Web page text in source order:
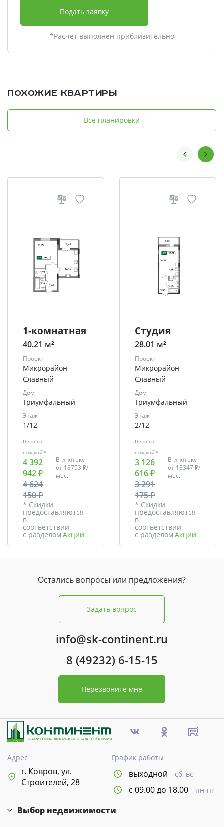
Подать заявку
*Расчет выполнен приблизительно
Похожие квартиры
Все планировки
1-комнатная
40.21 м²
Проект
Микрорайон
Славный
Дом
Триумфальный
Этаж
1/12
Цена со
скидкой *
4 392
942 ₽
4 624
150 ₽
В ипотеку
от 18753 ₽/
мес.
* Скидки
предоставляются
в
соответствии
с разделом Акции
Студия
28.01 м²
Проект
Микрорайон
Славный
Дом
Триумфальный
Этаж
2/12
Цена со
скидкой *
3 126
616 ₽
3 291
175 ₽
В ипотеку
от 13347 ₽/
мес.
* Скидки
предоставляются
в
соответствии
с разделом Акции
Остались вопросы или предложения?
Задать вопрос
info@sk-continent.ru
8 (49232) 6-15-15
Перезвоните мне
Адрес
г. Ковров, ул.
Строителей, 28
График работы
выходной сб, вс
с 09.00 до 18.00 пн-пт
Выбор недвижимости